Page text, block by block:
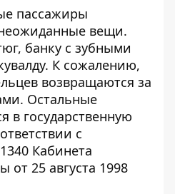
пассажиры
вещи.
банку с зубными
К сожалению,
возвращаются за
Остальные
в государственную
с
Кабинета
25 августа 1998